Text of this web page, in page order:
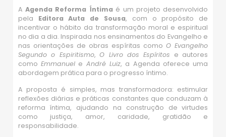
AAgenda Reforma Íntima é um projeto desenvolvido
pela Editora Auta de Sousa, com o propósito de
incentivar o hábito da transformação moral e espiritual
no dia a dia. Inspirada nos ensinamentos do Evangelho e
nas orientações de obras espíritas comoO Evangelho
Segundo o Espiritismo,O Livro dos Espíritos e autores
comoEmmanuel e André Luiz, a Agenda oferece uma
abordagem prática para o progresso íntimo.
A proposta é simples, mas transformadora: estimular
reflexões diárias e práticas constantes que conduzam à
reforma íntima, ajudando na construção de virtudes
como justiça, amor, caridade, gratidão e
responsabilidade.